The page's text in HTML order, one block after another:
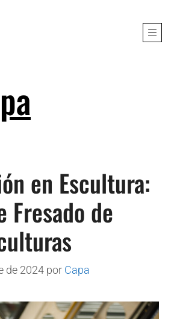
en Escultura:
Fresado de
de 2024 por Capa